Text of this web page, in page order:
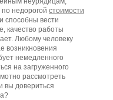
недорогой стоимости
способны вести
качество работы
Любому человеку
возникновения
немедленного
на загруженного
рассмотреть
довериться